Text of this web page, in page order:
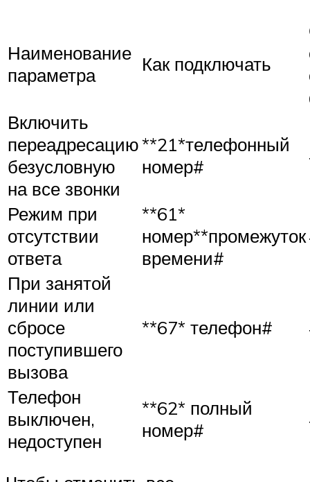
Наименование
параметра
Как подключать
Включить
переадресацию
безусловную
на все звонки
**21*телефонный
номер#
Режим при
отсутствии
ответа
**61*
номер**промежуток
времени#
При занятой
линии или
сбросе
поступившего
вызова
**67* телефон#
Телефон
выключен,
недоступен
**62* полный
номер#